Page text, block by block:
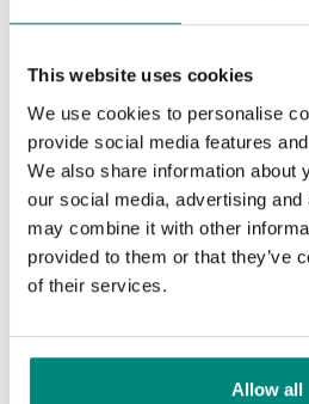
This website uses cookies
We use cookies to personalise
provide social media features
We also share information about
our social media, advertising
may combine it with other
provided to them or that they’ve
of their services.
Allow all
La robusta Polar de doble cámara
cámaras y la carcasa se traducen
resistente que, además, es fácil